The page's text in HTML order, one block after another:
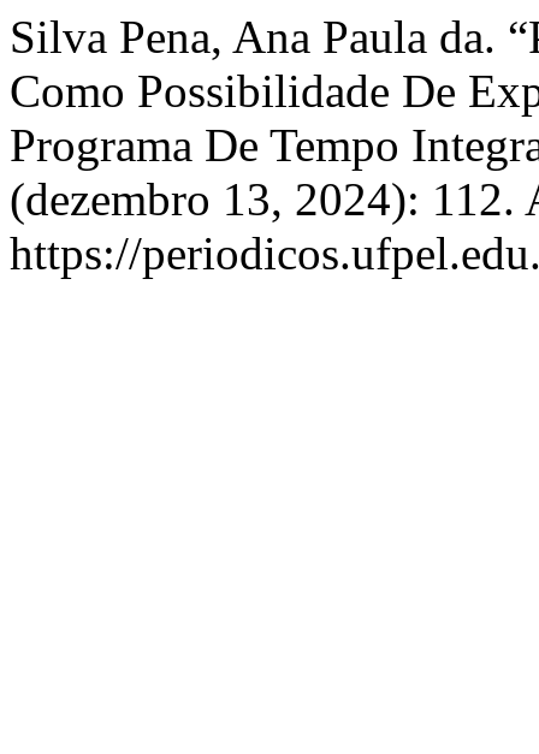
Silva Pena, Ana Paula da.
Como Possibilidade De
Programa De Tempo
(dezembro 13, 2024): 112.
https://